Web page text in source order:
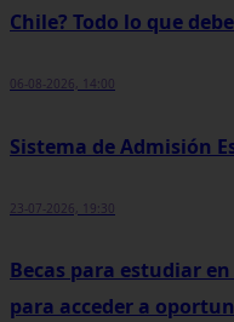
Chile? Todo lo que
06-08-2026, 14:00
Sistema de Admisión
23-07-2026, 19:30
Becas para estudiar
para acceder a